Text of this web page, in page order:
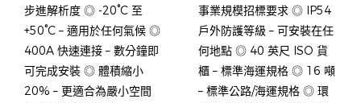
步進解析度 ◎ -20°C 至
+50°C – 適用於任何氣候 ◎
400A 快速連接 – 數分鐘即
可完成安裝 ◎ 體積縮小
20% – 更適合為嚴小空間
事業規模招標要求 ◎ IP54
戶外防護等級 – 可安裝在任
何地點 ◎ 40 英尺 ISO 貨
櫃 – 標準海運規格 ◎ 16 噸
– 標準公路/海運規格 ◎ 環